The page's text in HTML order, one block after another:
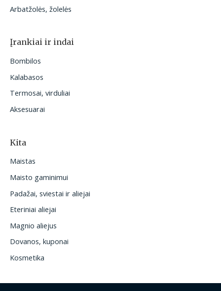
Arbatžolės, žolelės
Įrankiai ir indai
Bombilos
Kalabasos
Termosai, virduliai
Aksesuarai
Kita
Maistas
Maisto gaminimui
Padažai, sviestai ir aliejai
Eteriniai aliejai
Magnio aliejus
Dovanos, kuponai
Kosmetika